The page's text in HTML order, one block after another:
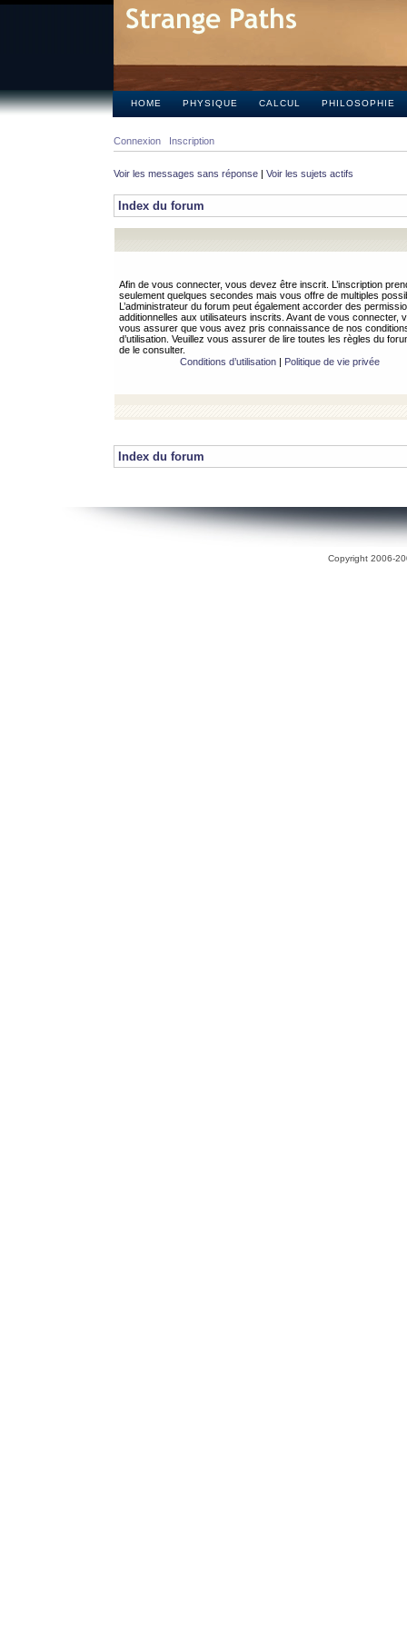
HOME PHYSIQUE CALCUL PHILOSOPHIE
Connexion Inscription
Voir les messages sans réponse | Voir les sujets actifs
Index du forum
Afin de vous connecter, vous devez être inscrit. L’inscription
seulement quelques secondes mais vous offre de multiples
L’administrateur du forum peut également accorder des
additionnelles aux utilisateurs inscrits. Avant de vous connecter,
vous assurer que vous avez pris connaissance de nos
d’utilisation. Veuillez vous assurer de lire toutes les règles du
de le consulter.
Conditions d’utilisation| Politique de vie privée
Index du forum
Copyright 2006-